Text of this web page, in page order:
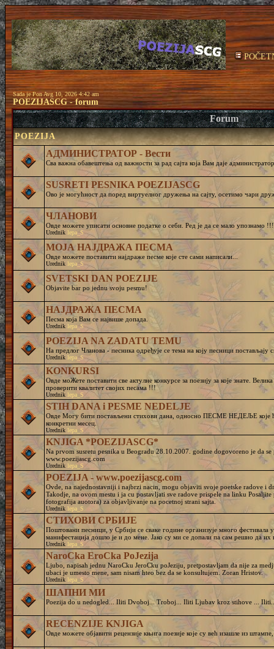
Sada je Pon Avg 10, 2026 4:42 am
POEZIJASCG - forum
Forum
POEZIJA
АДМИНИСТРАТОР - Вести
Сва важна обавештења од важности за рад сајта која Вам даје
SUSRETI PESNIKA POEZIJASCG
Ово је могућност да поред виртуелног дружења на сајту, осетимо
ЧЛАНОВИ
Овде можете уписати основне податке о себи. Ред је да се мало упознамо !!!
Urednik lepa_S
МОЈА НАЈДРАЖА ПЕСМА
Овде можете поставити најдраже песме које сте сами написали...
Urednik lepa_S
SVETSKI DAN POEZIJE
Objavite bar po jednu svoju pesmu!
НАЈДРАЖА ПЕСМА
Песма која Вам се највише допада.
Urednik lepa_S
POEZIJA NA ZADATU TEMU
На предлог Чланова - песника одређује се тема на коју песници
Urednik lepa_S
KONKURSI
Овде моЖете поставити све актулне конкурсе за поезију за које знате.
проверити квалитет својих песама !!!
Urednik lepa_S
STIH DANA i PESME NEDELJE
Овде Могу бити постављени стихови дана, односно ПЕСМЕ НЕДЕЉЕ које
конкретни месец.
Urednik lepa_S
KNJIGA *POEZIJASCG*
Na prvom susretu pesnika u Beogradu 28.10.2007. godine dogovoreno je da
www.poezijascg.com
Urednik lepa_S
POEZIJA - www.poezijascg.com
Ovde, na najednostavniji i najbrzi nacin, mogu objaviti svoje poetske radove i
Takodje, na ovom mestu i ja cu postavljati sve radove prispele na linku
fotografija auotora) za objavljivanje na pocetnoj strani sajta.
Urednik lepa_S
СТИХОВИ СРБИЈЕ
Поштовани песници, у Србији се сваке године организује много фестивала
манифестација дошло је и до мене. Јако су ми се допали па сам решио да
Urednik lepa_S
NaroCka EroCka PoJezija
Ljubo, napisah jednu NaroCku JeroCku poJeziju, pretpostavljam da nije za
ubaci je umesto mene, sam nisam hteo bez da se konsultujem. Zoran Hristov.
Urednik lepa_S
ШАПНИ МИ
Poezija do u nedogled... Iliti Dvoboj... Troboj... Iliti Ljubav kroz stihove ...
RECENZIJE KNJIGA
Овде можете објавити рецензије књига поезије које су већ изашле из